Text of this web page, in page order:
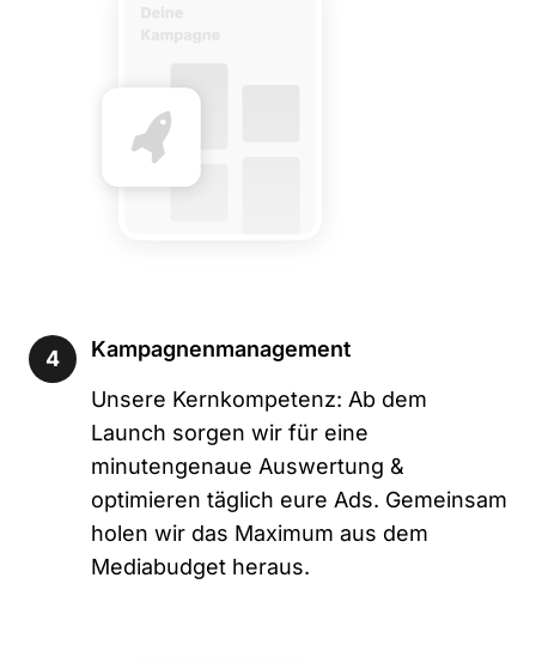
4
Kampagnenmanagement
Unsere Kernkompetenz: Ab dem
Launch sorgen wir für eine
minutengenaue Auswertung &
optimieren täglich eure Ads. Gemeinsam
holen wir das Maximum aus dem
Mediabudget heraus.